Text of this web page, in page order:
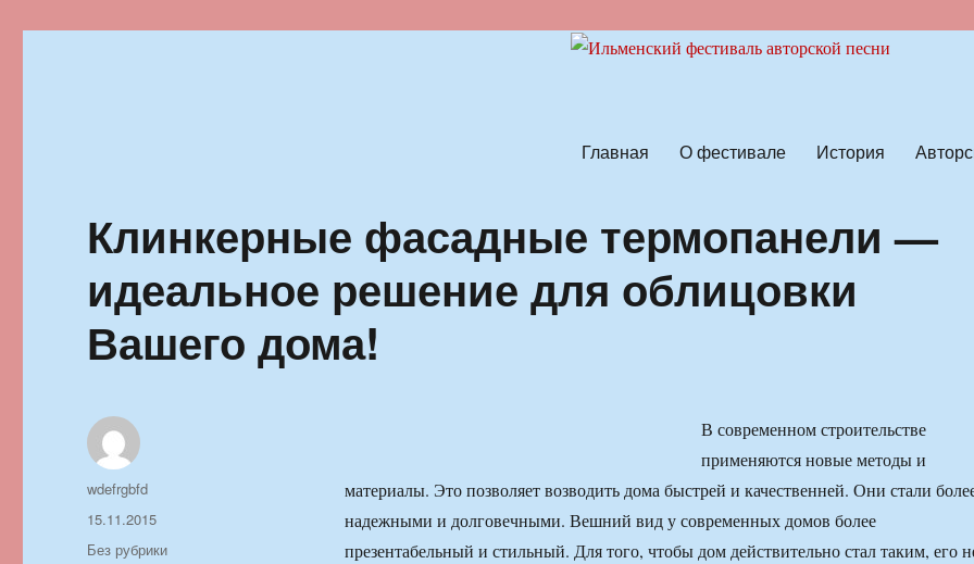
Главная О фестивале История
Клинкерные фасадные термопанели —
идеальное решение для облицовки
Вашего дома!
В современном строительстве
применяются новые методы и
материалы. Это позволяет возводить дома быстрей и качественней. Они стали
надежными и долговечными. Вешний вид у современных домов более
презентабельный и стильный. Для того, чтобы дом действительно стал таким, его
Автор
wdefrgbfd
Опубликовано
15.11.2015
Рубрики
Без рубрики